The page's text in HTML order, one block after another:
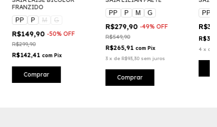
FRANZIDO
PP
P M G
R$149,90 -50% OFF
R$299,90
R$142,41 com Pix
Comprar
PP
P M G
R$279,90 -49% OFF
R$549,90
R$265,91 com Pix
3 x de R$93,30 sem juros
Comprar
PP
4 x de